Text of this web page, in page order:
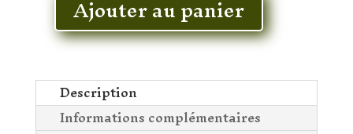
quantité
Figurine
en
Amazonite
–
Ajouter au panier
Description
Informations complémentaires